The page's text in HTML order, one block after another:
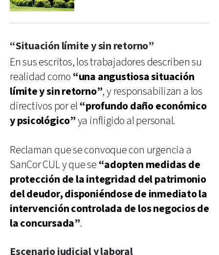
“Situación límite y sin retorno”
En sus escritos, los trabajadores describen su
realidad como “una angustiosa situación
límite y sin retorno”, y responsabilizan a los
directivos por el “profundo daño económico
y psicológico”ya infligido al personal.
Reclaman que se convoque con urgencia a
SanCor CUL y que se “adopten medidas de
protección de la integridad del patrimonio
del deudor, disponiéndose de inmediato la
intervención controlada de los negocios de
la concursada”.
Escenario judicial y laboral